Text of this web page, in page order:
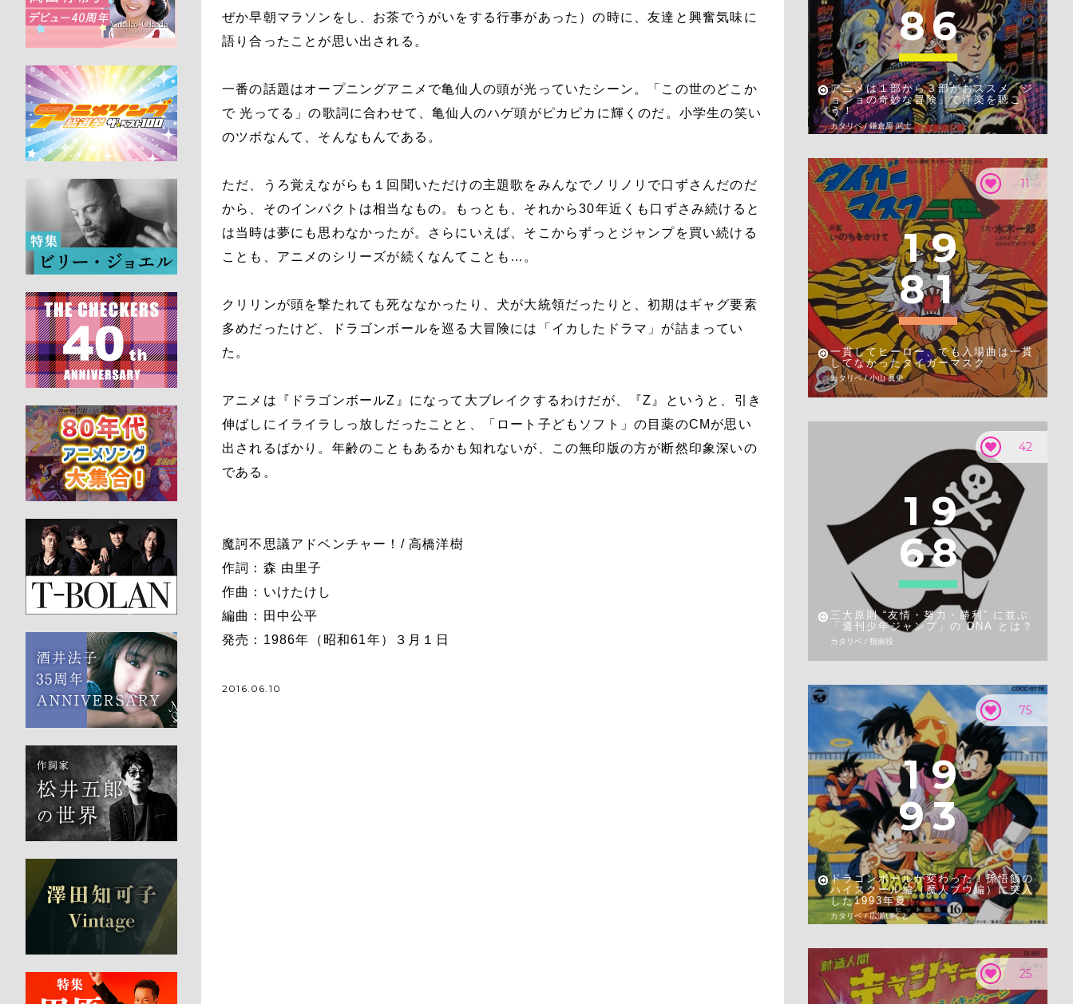
ぜか早朝マラソンをし、お茶でうがいをする行事があった）の時に、友達と興奮気味に
語り合ったことが思い出される。
一番の話題はオープニングアニメで亀仙人の頭が光っていたシーン。「この世のどこか
で 光ってる」の歌詞に合わせて、亀仙人のハゲ頭がピカピカに輝くのだ。小学生の笑い
のツボなんて、そんなもんである。
ただ、うろ覚えながらも１回聞いただけの主題歌をみんなでノリノリで口ずさんだのだ
から、そのインパクトは相当なもの。もっとも、それから30年近くも口ずさみ続けると
は当時は夢にも思わなかったが。さらにいえば、そこからずっとジャンプを買い続ける
ことも、アニメのシリーズが続くなんてことも…。
クリリンが頭を撃たれても死ななかったり、犬が大統領だったりと、初期はギャグ要素
多めだったけど、ドラゴンボールを巡る大冒険には「イカしたドラマ」が詰まってい
た。
アニメは『ドラゴンボールZ』になって大ブレイクするわけだが、『Z』というと、引き
伸ばしにイライラしっ放しだったことと、「ロート子どもソフト」の目薬のCMが思い
出されるばかり。年齢のこともあるかも知れないが、この無印版の方が断然印象深いの
である。
魔訶不思議アドベンチャー！/ 高橋洋樹
作詞：森 由里子
作曲：いけたけし
編曲：田中公平
発売：1986年（昭和61年）３月１日
2016.06.10
86
アニメは１部から３部がおススメ「ジ
ョジョの奇妙な冒険」で洋楽を聴こ
う！
カタリベ / 鎌倉屋 武士
11
1 9
8 1
一貫してヒーロー、でも入場曲は一貫
してなかったタイガーマスク
カタリベ / 小山 眞史
42
1 9
68
三大原則 “友情・努力・勝利” に並ぶ
「週刊少年ジャンプ」の DNA とは？
カタリベ / 指南役
75
1 9
93
ドラゴンボールが変わった！孫悟飯の
ハイスクール編（魔人ブウ編）に突入
した1993年夏
カタリベ / 広瀬いくと
25